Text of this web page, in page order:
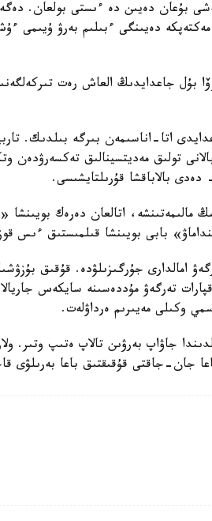
بۇعان دەيىن دە ءىستى بولعان.
دەيىنگى ءبىلىم بەرۋ ۇيىمى
بۇل جاعدايدىڭ العاش رەت
اتا-اناسىمەن بىرگە بىلدىك.
تولىق مەديتسينالىق تەكسەرۋدەن
بالاباقشا قۇرىلتايشىسى.
مالىمەتىنشە، اتالعان دەرەك بويىنشا
بابى بويىنشا قىلمىستىق ءىس
امالدارى جۇرگىزىلۋدە. قۇقىق
تەرگەۋ مۇددەسىنە سايكەس
وكىلى مەيىرىم ەرداۋلەت.
جاۋاپ بەرۋىن تالاپ ەتىپ وتىر.
جان-جاقتى قۇقىقتىق باعا بەرىلۋى